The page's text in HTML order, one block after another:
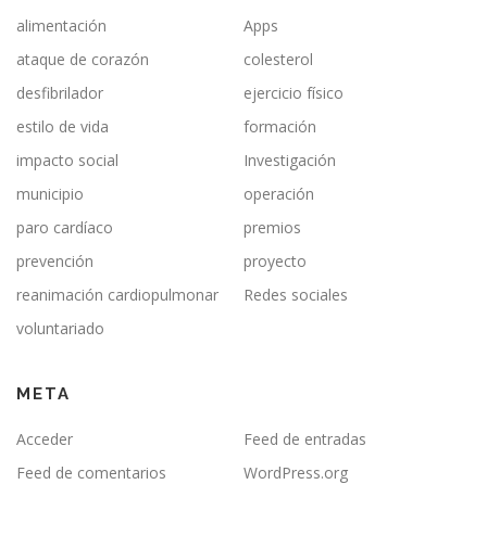
alimentación
Apps
ataque de corazón
colesterol
desfibrilador
ejercicio físico
estilo de vida
formación
impacto social
Investigación
municipio
operación
paro cardíaco
premios
prevención
proyecto
reanimación cardiopulmonar
Redes sociales
voluntariado
META
Acceder
Feed de entradas
Feed de comentarios
WordPress.org